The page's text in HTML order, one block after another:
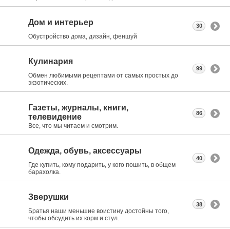
Дом и интерьер
Обустройство дома, дизайн, феншуй
30
Кулинария
Обмен любимыми рецептами от самых простых до
экзотических.
99
Газеты, журналы, книги,
телевидение
Все, что мы читаем и смотрим.
86
Одежда, обувь, аксессуары
Где купить, кому подарить, у кого пошить, в общем
барахолка.
40
Зверушки
Братья наши меньшие воистину достойны того,
чтобы обсудить их корм и стул.
38